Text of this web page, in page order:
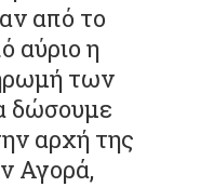
από το
αύριο η
των
δώσουμε
αρχή της
Αγορά,